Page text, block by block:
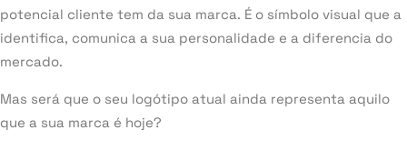
potencial cliente tem da sua marca. É o símbolo visual que a
identifica, comunica a sua personalidade e a diferencia do
mercado.
Mas será que o seu logótipo atual ainda representa aquilo
que a sua marca é hoje?